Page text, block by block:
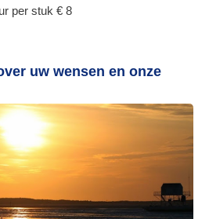
per stuk € 8
uw wensen en onze